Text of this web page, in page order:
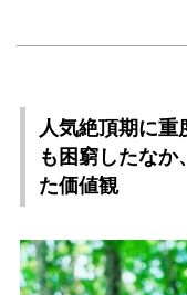
人気絶頂期に
も困窮したな
た価値観